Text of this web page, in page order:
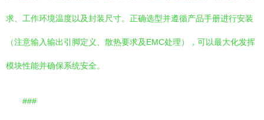
求、工作环境温度以及封装尺寸。正确选型并遵循产品手册进行安装
（注意输入输出引脚定义、散热要求及EMC处理），可以最大化发挥
模块性能并确保系统安全。
###